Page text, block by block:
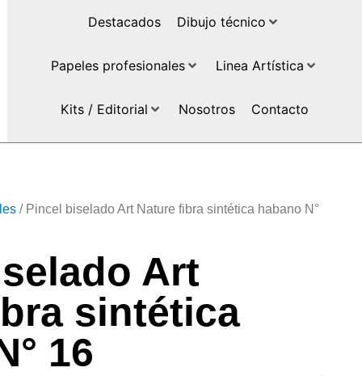
Destacados Dibujo técnico
Papeles profesionales Linea Artística
Kits / Editorial Nosotros Contacto
/ Pincel biselado Art Nature fibra sintética habano N°
Art
sintética
16